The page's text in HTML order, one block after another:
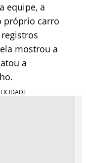
equipe, a
próprio carro
mostrou a
a